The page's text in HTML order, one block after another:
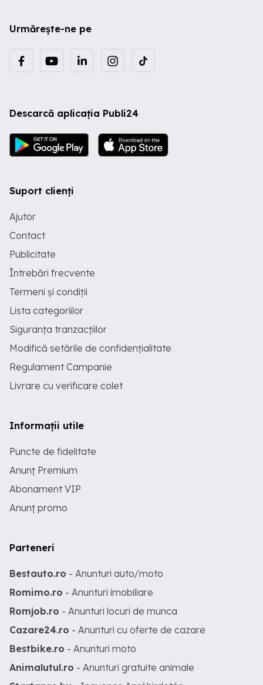
Urmărește-ne pe
Descarcă aplicația Publi24
Suport clienți
Ajutor
Contact
Publicitate
Întrebări frecvente
Termeni și condiții
Lista categoriilor
Siguranța tranzacțiilor
Modifică setările de confidențialitate
Regulament Campanie
Livrare cu verificare colet
Informații utile
Puncte de fidelitate
Anunț Premium
Abonament VIP
Anunț promo
Parteneri
Bestauto.ro - Anunturi auto/moto
Romimo.ro - Anunturi imobiliare
Romjob.ro - Anunturi locuri de munca
Cazare24.ro - Anunturi cu oferte de cazare
Bestbike.ro - Anunturi moto
Animalutul.ro - Anunturi gratuite animale